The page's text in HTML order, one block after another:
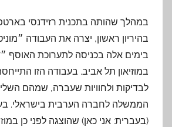
במהלך שהותה בתכנית רזידנסי
בהיריון ראשון, יצרה את העבודה
בימים אלה בכניסה לתערוכת האוסף
במוזיאון תל אביב. בעבודה הזו
לבדיקות ולחוויות שעברה, שמהם
הממשלה לחברה הערבית בישראלי.
(בעברית: אני כאן) שהוצגה לפני כן